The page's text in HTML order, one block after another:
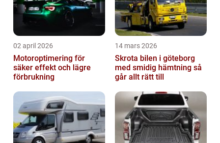
02 april 2026
Motoroptimering för
säker effekt och lägre
förbrukning
14 mars 2026
Skrota bilen i göteborg
med smidig hämtning så
går allt rätt till